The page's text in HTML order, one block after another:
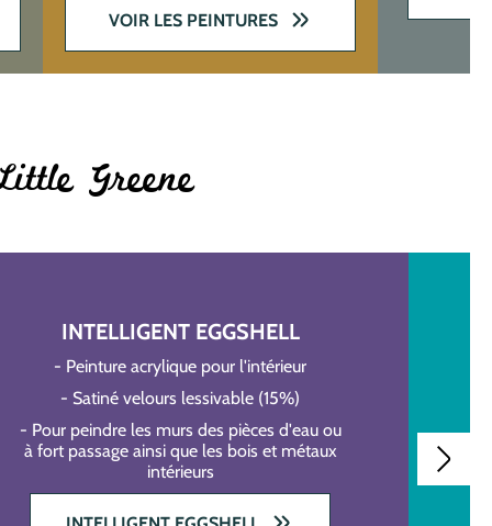
VOIR LES PEINTURES
Greene
INTELLIGENT EGGSHELL
- Peinture acrylique pour l'intérieur
- Satiné velours lessivable (15%)
- Pour peindre les murs des pièces d'eau ou
à fort passage ainsi que les bois et métaux
intérieurs